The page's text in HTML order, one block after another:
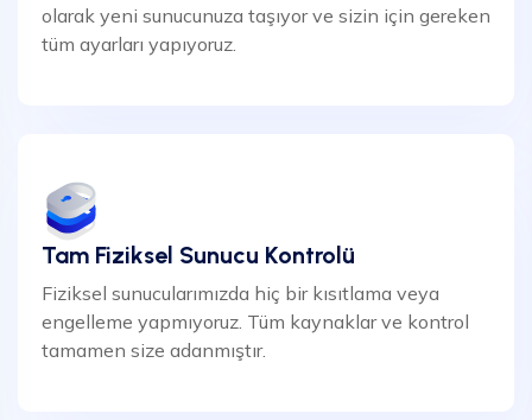
olarak yeni sunucunuza taşıyor ve sizin için gereken
tüm ayarları yapıyoruz.
Tam Fiziksel Sunucu Kontrolü
Fiziksel sunucularımızda hiç bir kısıtlama veya
engelleme yapmıyoruz. Tüm kaynaklar ve kontrol
tamamen size adanmıştır.